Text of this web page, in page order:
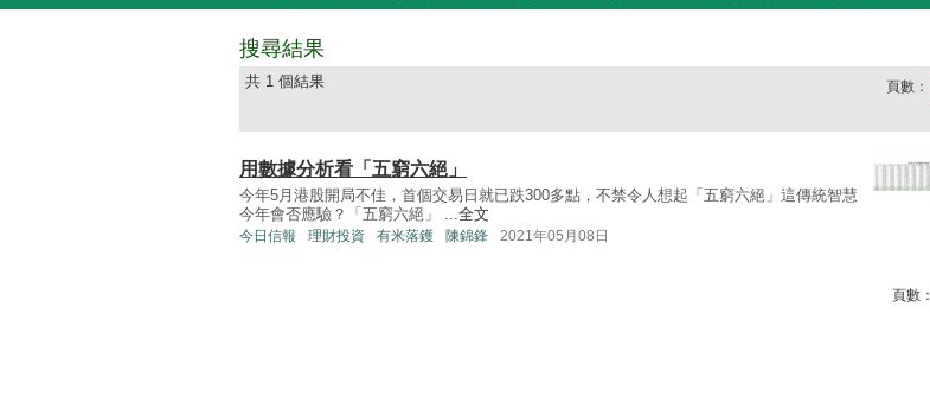
搜尋結果
共 1 個結果 頁數：
用數據分析看「五窮六絕」
今年5月港股開局不佳，首個交易日就已跌300多點，不禁令人想起「五窮六絕」這傳統智慧
今年會否應驗？「五窮六絕」 ...全文
今日信報 理財投資 有米落鑊 陳錦鋒 2021年05月08日
頁數：